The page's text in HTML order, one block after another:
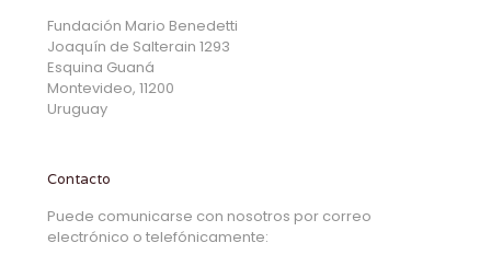
Fundación Mario Benedetti
Joaquín de Salterain 1293
Esquina Guaná
Montevideo, 11200
Uruguay
Contacto
Puede comunicarse con nosotros por correo
electrónico o telefónicamente: